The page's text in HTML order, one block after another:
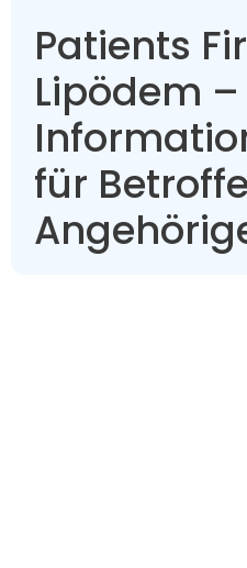
Patients
Lipödem –
für